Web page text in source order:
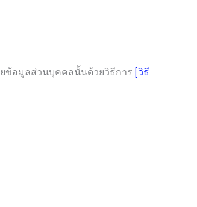
ยข้อมูลส่วนบุคคลนั้นด้วยวิธีการ [วิธี